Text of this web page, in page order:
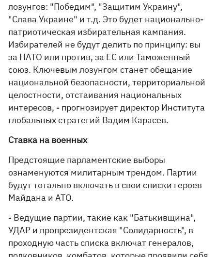
лозунгов: "Победим", "Защитим Украину",
"Слава Украине" и т.д. Это будет национально-
патриотическая избирательная кампания.
Избирателей не будут делить по принципу: вы
за НАТО или против, за ЕС или Таможенный
союз. Ключевым лозунгом станет обещание
национальной безопасности, территориальной
целостности, отстаивания национальных
интересов, - прогнозирует директор Института
глобальных стратегий Вадим Карасев.
Ставка на военных
Предстоящие парламентские выборы
ознаменуются милитарным трендом. Партии
будут тотально включать в свои списки героев
Майдана и АТО.
- Ведущие партии, такие как "Батькивщина",
УДАР и пропрезидентская "Солидарность", в
проходную часть списка включат генералов,